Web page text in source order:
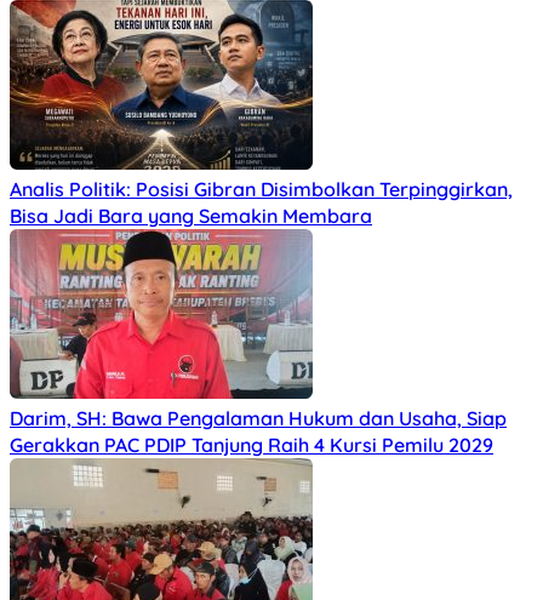
Analis Politik: Posisi Gibran Disimbolkan Terpinggirkan,
Bisa Jadi Bara yang Semakin Membara
Darim, SH: Bawa Pengalaman Hukum dan Usaha, Siap
Gerakkan PAC PDIP Tanjung Raih 4 Kursi Pemilu 2029